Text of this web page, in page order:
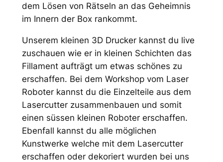
dem Lösen von Rätseln an das Geheimnis
im Innern der Box rankommt.
Unserem kleinen 3D Drucker kannst du live
zuschauen wie er in kleinen Schichten das
Fillament aufträgt um etwas schönes zu
erschaffen. Bei dem Workshop vom Laser
Roboter kannst du die Einzelteile aus dem
Lasercutter zusammenbauen und somit
einen süssen kleinen Roboter erschaffen.
Ebenfall kannst du alle möglichen
Kunstwerke welche mit dem Lasercutter
erschaffen oder dekoriert wurden bei uns